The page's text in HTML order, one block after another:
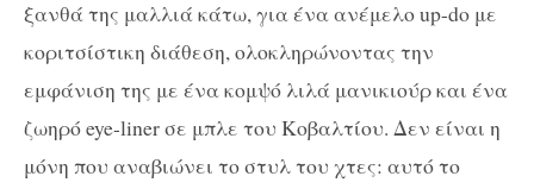
ξανθά της μαλλιά κάτω, για ένα ανέμελο up-do με
κοριτσίστικη διάθεση, ολοκληρώνοντας την
εμφάνιση της με ένα κομψό λιλά μανικιούρ και ένα
ζωηρό eye-liner σε μπλε του Κοβαλτίου. Δεν είναι η
μόνη που αναβιώνει το στυλ του χτες: αυτό το